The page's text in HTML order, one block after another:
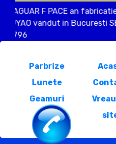
Pret parbriz JAGUAR F
producator PILKINGTON
cod postal 75148
Parbrize
Lunete
Geamuri